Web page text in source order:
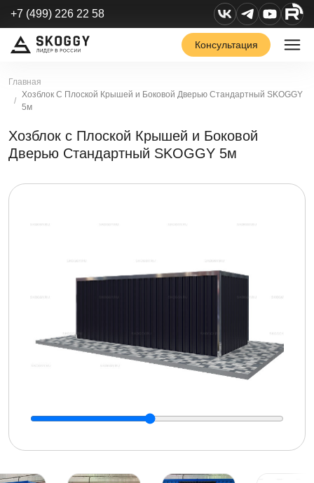
+7 (499) 226 22 58
Консультация
Главная
Хозблок С Плоской Крышей и Боковой Дверью Стандартный SKOGGY
5м
Хозблок с Плоской Крышей и Боковой
Дверью Стандартный SKOGGY 5м